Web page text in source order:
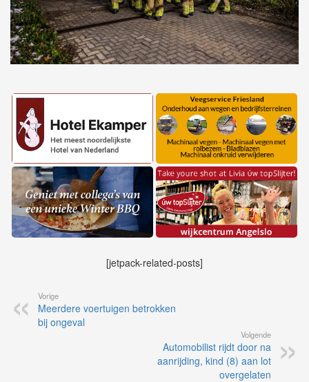
[jetpack-related-posts]
Vorige
Meerdere voertuigen betrokken
bij ongeval
Volgende
Automobilist rijdt door na
aanrijding, kind (8) aan lot
overgelaten